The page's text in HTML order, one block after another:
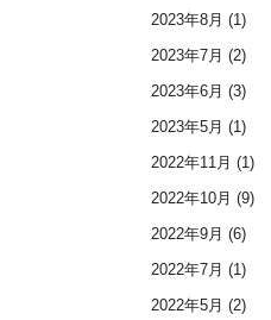
2023年8月 (1)
2023年7月 (2)
2023年6月 (3)
2023年5月 (1)
2022年11月 (1)
2022年10月 (9)
2022年9月 (6)
2022年7月 (1)
2022年5月 (2)